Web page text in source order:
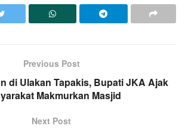
Previous Post
di Ulakan Tapakis, Bupati JKA Ajak
Makmurkan Masjid
Next Post